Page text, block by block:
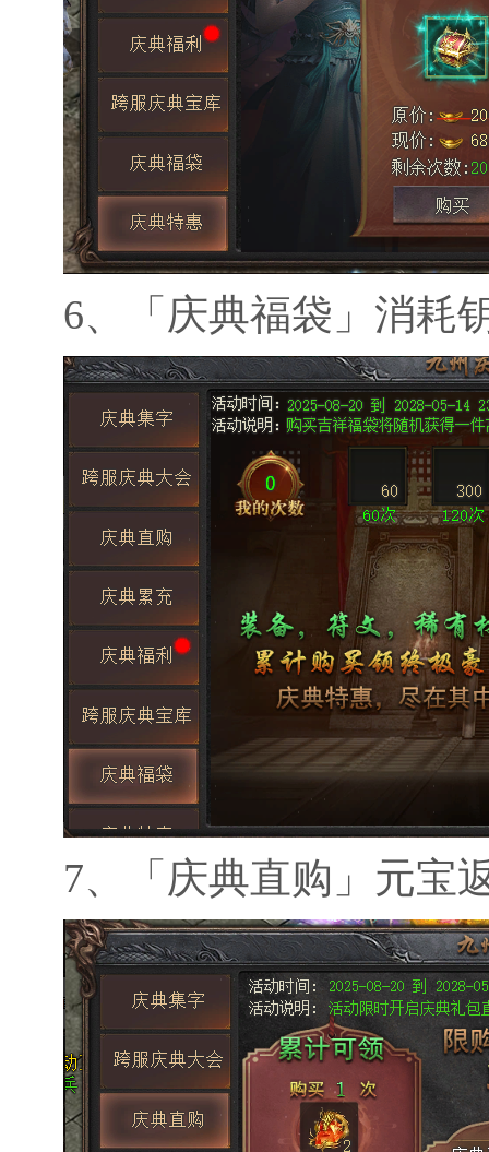
6、 「庆典福袋」消耗
7、 「庆典直购」元宝